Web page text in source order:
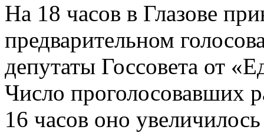
На 18 часов в Глазове
предварительном
депутаты Госсовета от
Число проголосовавших
16 часов оно